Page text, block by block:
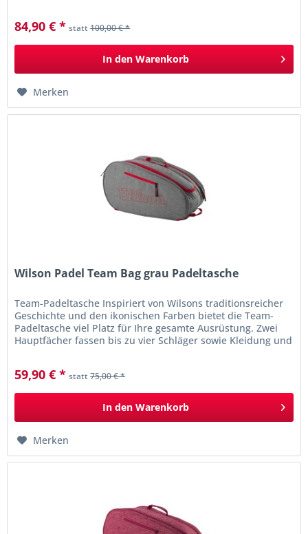
84,90 € * statt100,00 € *
In den Warenkorb
Merken
Wilson Padel Team Bag grau Padeltasche
Team-Padeltasche Inspiriert von Wilsons traditionsreicher
Geschichte und den ikonischen Farben bietet die Team-
Padeltasche viel Platz für Ihre gesamte Ausrüstung. Zwei
Hauptfächer fassen bis zu vier Schläger sowie Kleidung und
59,90 € * statt75,00 € *
In den Warenkorb
Merken